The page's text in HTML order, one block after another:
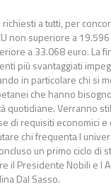
a tutti, per
non superiore a
a 33.068 euro. La
più svantaggiati
in particolare chi si
che hanno
quotidiane. Verranno
di requisiti economici
chi frequenta l
un primo ciclo di
il Presidente Nobili e l
Dal Sasso.